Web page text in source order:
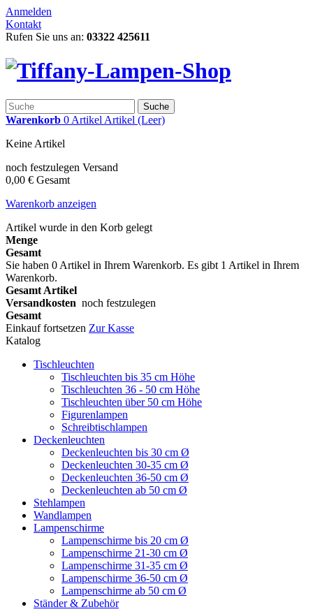
Anmelden
Kontakt
Rufen Sie uns an: 03322 425611
Suche
Warenkorb 0 Artikel Artikel (Leer)
Keine Artikel
noch festzulegen Versand
0,00 € Gesamt
Warenkorb anzeigen
Artikel wurde in den Korb gelegt
Menge
Gesamt
Sie haben 0 Artikel in Ihrem Warenkorb. Es gibt 1 Artikel in Ihrem
Warenkorb.
Gesamt Artikel
Versandkosten noch festzulegen
Gesamt
Einkauf fortsetzen Zur Kasse
Katalog
Tischleuchten
Tischleuchten bis 35 cm Höhe
Tischleuchten 36 - 50 cm Höhe
Tischleuchten über 50 cm Höhe
Figurenlampen
Schreibtischlampen
Deckenleuchten
Deckenleuchten bis 30 cm Ø
Deckenleuchten 30-35 cm Ø
Deckenleuchten 36-50 cm Ø
Deckenleuchten ab 50 cm Ø
Stehlampen
Wandlampen
Lampenschirme
Lampenschirme bis 20 cm Ø
Lampenschirme 21-30 cm Ø
Lampenschirme 31-35 cm Ø
Lampenschirme 36-50 cm Ø
Lampenschirme ab 50 cm Ø
Ständer & Zubehör